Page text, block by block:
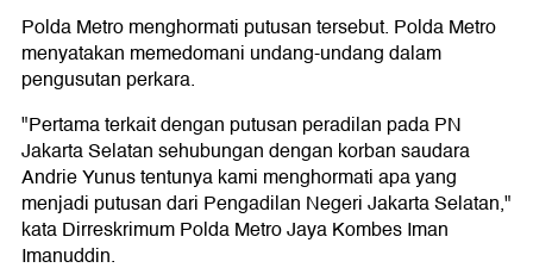
Polda Metro menghormati putusan tersebut. Polda Metro
menyatakan memedomani undang-undang dalam
pengusutan perkara.
"Pertama terkait dengan putusan peradilan pada PN
Jakarta Selatan sehubungan dengan korban saudara
Andrie Yunus tentunya kami menghormati apa yang
menjadi putusan dari Pengadilan Negeri Jakarta Selatan,"
kata Dirreskrimum Polda Metro Jaya Kombes Iman
Imanuddin.